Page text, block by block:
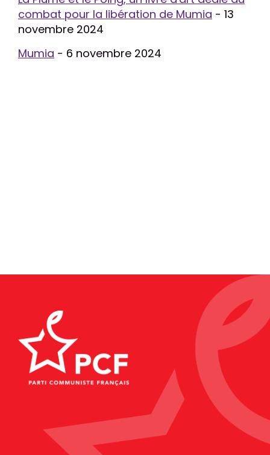
combat pour la libération de Mumia - 13
novembre 2024
Mumia - 6 novembre 2024